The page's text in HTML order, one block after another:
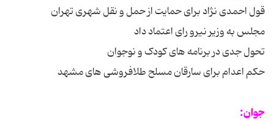
قول احمدی نژاد برای حمایت از حمل و نقل شهری تهران
مجلس به وزیر نیرو رای اعتماد داد
تحول جدی در برنامه های کودک و نوجوان
حکم اعدام برای سارقان مسلح طلافروشی های مشهد
جوان: